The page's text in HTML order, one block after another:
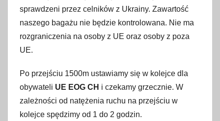
sprawdzeni przez celników z Ukrainy. Zawartość
naszego bagażu nie będzie kontrolowana. Nie ma
rozgraniczenia na osoby z UE oraz osoby z poza
UE.
Po przejściu 1500m ustawiamy się w kolejce dla
obywateli UE EOG CH i czekamy grzecznie. W
zależności od natężenia ruchu na przejściu w
kolejce spędzimy od 1 do 2 godzin.